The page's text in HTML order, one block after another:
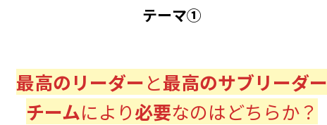
テーマ①
最高のリーダーと最高のサブリーダー
チームにより必要なのはどちらか？